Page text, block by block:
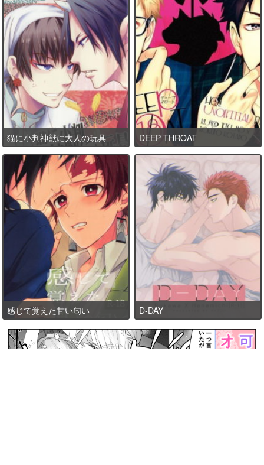
猫に小判神獣に大人の玩具 DEEP THROAT
感じて覚えた甘い匂い D-DAY